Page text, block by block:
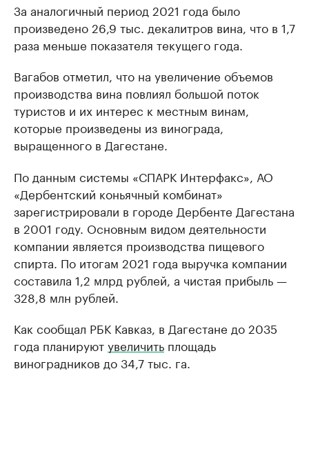
За аналогичный период 2021 года было
произведено 26,9 тыс. декалитров вина, что в 1,7
раза меньше показателя текущего года.
Вагабов отметил, что на увеличение объемов
производства вина повлиял большой поток
туристов и их интерес к местным винам,
которые произведены из винограда,
выращенного в Дагестане.
По данным системы «СПАРК Интерфакс», АО
«Дербентский коньячный комбинат»
зарегистрировали в городе Дербенте Дагестана
в 2001 году. Основным видом деятельности
компании является производства пищевого
спирта. По итогам 2021 года выручка компании
составила 1,2 млрд рублей, а чистая прибыль —
328,8 млн рублей.
Как сообщал РБК Кавказ, в Дагестане до 2035
года планируютувеличить площадь
виноградников до 34,7 тыс. га.